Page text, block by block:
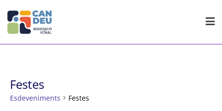
content
Festes
Esdeveniments Festes